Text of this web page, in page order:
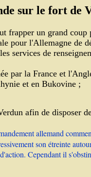
sur le fort de
frapper un grand
pour l'Allemagne de
services de
par la France et
et en Bukovine ;
afin de disposer
allemand
son étreinte
Cependant il